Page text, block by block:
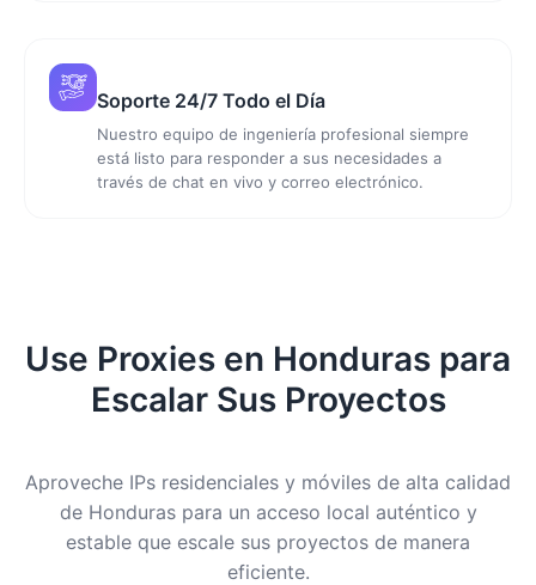
Soporte 24/7 Todo el Día
Nuestro equipo de ingeniería profesional siempre
está listo para responder a sus necesidades a
través de chat en vivo y correo electrónico.
Use Proxies en Honduras para
Escalar Sus Proyectos
Aproveche IPs residenciales y móviles de alta calidad
de Honduras para un acceso local auténtico y
estable que escale sus proyectos de manera
eficiente.